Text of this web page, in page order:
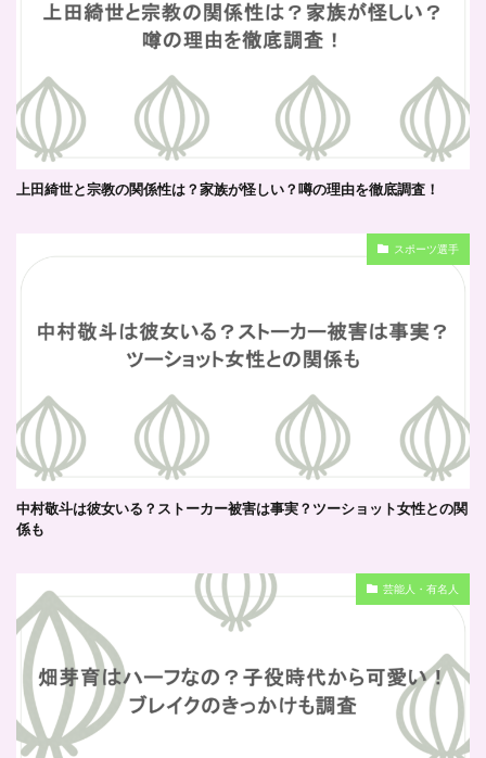
上田綺世と宗教の関係性は？家族が怪しい？噂の理由を徹底調査！
スポーツ選手
中村敬斗は彼女いる？ストーカー被害は事実？ツーショット女性との関
係も
芸能人・有名人